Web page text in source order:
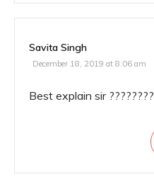
Savita Singh
December 18, 2019 at 8:06 am
Best explain sir ????????